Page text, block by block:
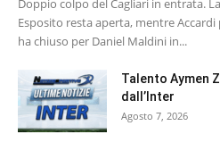
Doppio colpo del Cagliari in entrata.
Esposito resta aperta, mentre Accardi
ha chiuso per Daniel Maldini in...
Talento Aymen
dall’Inter
Agosto 7, 2026